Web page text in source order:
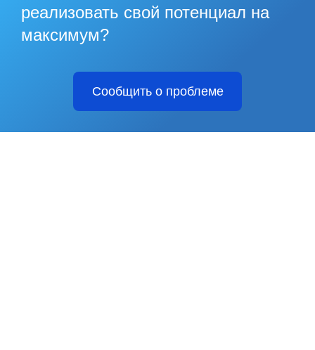
реализовать свой потенциал на
максимум?
Сообщить о проблеме